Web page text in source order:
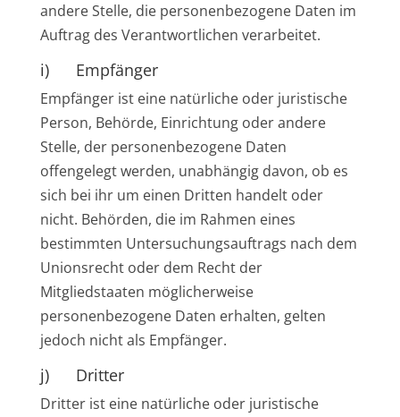
andere Stelle, die personenbezogene Daten im
Auftrag des Verantwortlichen verarbeitet.
i) Empfänger
Empfänger ist eine natürliche oder juristische
Person, Behörde, Einrichtung oder andere
Stelle, der personenbezogene Daten
offengelegt werden, unabhängig davon, ob es
sich bei ihr um einen Dritten handelt oder
nicht. Behörden, die im Rahmen eines
bestimmten Untersuchungsauftrags nach dem
Unionsrecht oder dem Recht der
Mitgliedstaaten möglicherweise
personenbezogene Daten erhalten, gelten
jedoch nicht als Empfänger.
j) Dritter
Dritter ist eine natürliche oder juristische